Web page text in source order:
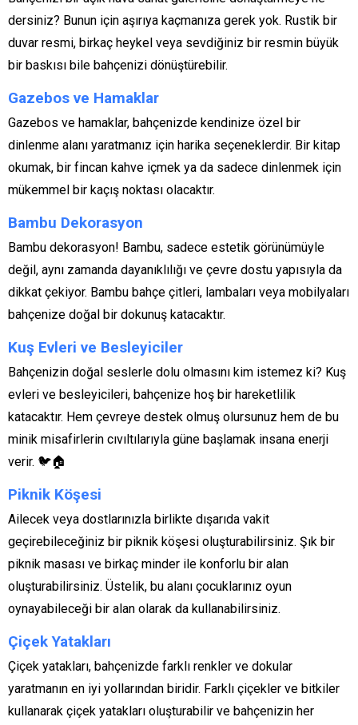
dersiniz? Bunun için aşırıya kaçmanıza gerek yok. Rustik bir
duvar resmi, birkaç heykel veya sevdiğiniz bir resmin büyük
bir baskısı bile bahçenizi dönüştürebilir.
Gazebos ve Hamaklar
Gazebos ve hamaklar, bahçenizde kendinize özel bir
dinlenme alanı yaratmanız için harika seçeneklerdir. Bir kitap
okumak, bir fincan kahve içmek ya da sadece dinlenmek için
mükemmel bir kaçış noktası olacaktır.
Bambu Dekorasyon
Bambu dekorasyon! Bambu, sadece estetik görünümüyle
değil, aynı zamanda dayanıklılığı ve çevre dostu yapısıyla da
dikkat çekiyor. Bambu bahçe çitleri, lambaları veya mobilyaları
bahçenize doğal bir dokunuş katacaktır.
Kuş Evleri ve Besleyiciler
Bahçenizin doğal seslerle dolu olmasını kim istemez ki? Kuş
evleri ve besleyicileri, bahçenize hoş bir hareketlilik
katacaktır. Hem çevreye destek olmuş olursunuz hem de bu
minik misafirlerin cıvıltılarıyla güne başlamak insana enerji
verir. 🐦🏠
Piknik Köşesi
Ailecek veya dostlarınızla birlikte dışarıda vakit
geçirebileceğiniz bir piknik köşesi oluşturabilirsiniz. Şık bir
piknik masası ve birkaç minder ile konforlu bir alan
oluşturabilirsiniz. Üstelik, bu alanı çocuklarınız oyun
oynayabileceği bir alan olarak da kullanabilirsiniz.
Çiçek Yatakları
Çiçek yatakları, bahçenizde farklı renkler ve dokular
yaratmanın en iyi yollarından biridir. Farklı çiçekler ve bitkiler
kullanarak çiçek yatakları oluşturabilir ve bahçenizin her